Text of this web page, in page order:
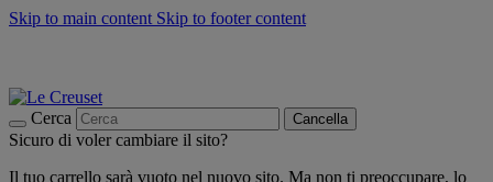
Skip to main content Skip to footer content
Cerca Cancella
Sicuro di voler cambiare il sito?
Il tuo carrello sarà vuoto nel nuovo sito. Ma non ti preoccupare, lo